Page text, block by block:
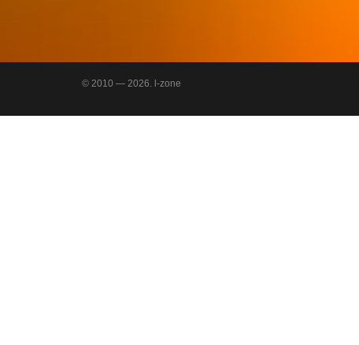
© 2010 — 2026. l-zone